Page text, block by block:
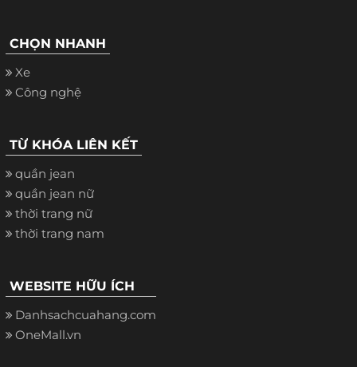
CHỌN NHANH
Xe
Công nghệ
TỪ KHÓA LIÊN KẾT
quần jean
quần jean nữ
thời trang nữ
thời trang nam
WEBSITE HỮU ÍCH
Danhsachcuahang.com
OneMall.vn